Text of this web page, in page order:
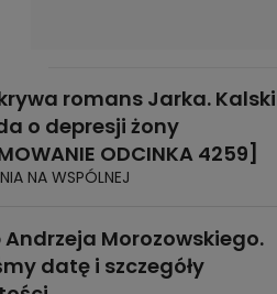
romans Jarka. Kalski
o depresji żony
ODCINKA 4259]
NA WSPÓLNEJ
Andrzeja Morozowskiego.
datę i szczegóły